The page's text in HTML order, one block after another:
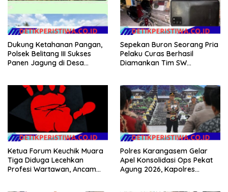
Dukung Ketahanan Pangan,
Polsek Belitang III Sukses
Panen Jagung di Desa
Sepekan Buron Seorang Pria
Pelaku Curas Berhasil
Diamankan Tim SW
Ketua Forum Keuchik Muara
Tiga Diduga Lecehkan
Profesi Wartawan, Ancam
Polres Karangasem Gelar
Apel Konsolidasi Ops Pekat
Agung 2026, Kapolres